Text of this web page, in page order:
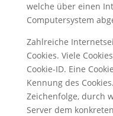
welche über einen
Computersystem
Zahlreiche
Cookies. Viele
Cookie-ID. Eine
Kennung des
Zeichenfolge, durch
Server dem